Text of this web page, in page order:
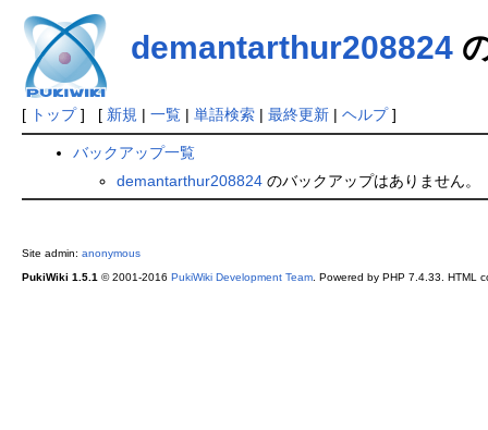
demantarthur208824
[ トップ] [ 新規 | 一覧| 単語検索| 最終更新| ヘルプ]
バックアップ一覧
demantarthur208824のバックアップはありません。
Site admin: anonymous
PukiWiki 1.5.1 © 2001-2016 PukiWiki Development Team. Powered by PHP 7.4.33. HTML